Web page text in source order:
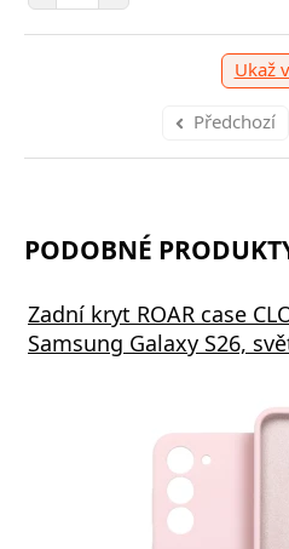
Ukaž
Předchozí
PODOBNÉ
Zadní kryt ROAR case
Samsung Galaxy S26,